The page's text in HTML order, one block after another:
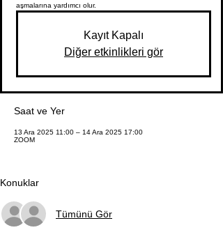
aşmalarına yardımcı olur.
Kayıt Kapalı
Diğer etkinlikleri gör
Saat ve Yer
13 Ara 2025 11:00 – 14 Ara 2025 17:00
ZOOM
Konuklar
Tümünü Gör